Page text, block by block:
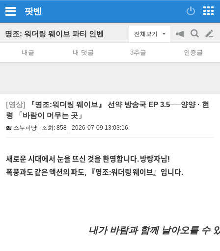
팟벤
명조: 워더링 웨이브 파티 인벤 전체보기
공
on/off
검
색
글
쓰
내글 내 댓글 3추글 인증글
[영상] 『명조:워더링 웨이브』 선약 방송국 EP 3.5──양양 · 현
령 「바람이 머무는 곳」
스누피냥 조회: 858 2026-07-09 13:03:16
새로운 시대에서 눈을 뜨신 것을 환영합니다. 방랑자님!
폭풍과도 같은 액션의 파도, 『명조:워더링 웨이브』입니다.
내가 바람과 함께 날아오를 수